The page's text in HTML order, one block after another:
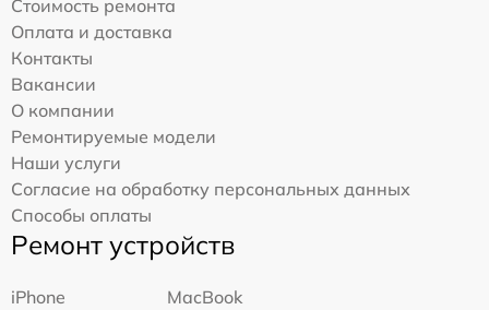
Стоимость ремонта
Оплата и доставка
Контакты
Вакансии
О компании
Ремонтируемые модели
Наши услуги
Согласие на обработку персональных данных
Способы оплаты
Ремонт устройств
iPhone
MacBook